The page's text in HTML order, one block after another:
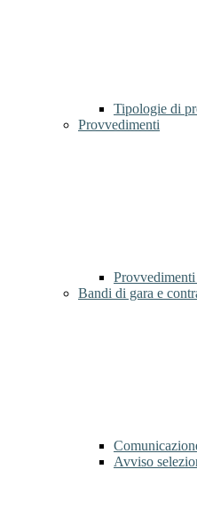
Tipologie di
Provvedimenti
Bandi di gara e
Avviso